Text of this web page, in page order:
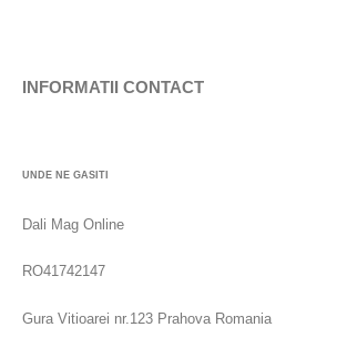
INFORMATII CONTACT
UNDE NE GASITI
Dali Mag Online
RO41742147
Gura Vitioarei nr.123 Prahova Romania